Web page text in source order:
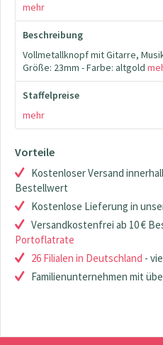
mehr
Beschreibung
Vollmetallknopf mit Gitarre,
Größe: 23mm - Farbe: altgold
Staffelpreise
mehr
Vorteile
Kostenloser Versand
Bestellwert
Kostenlose Lieferung in
Versandkostenfrei ab 10 €
Portoflatrate
26 Filialen in Deutschland -
Familienunternehmen mit